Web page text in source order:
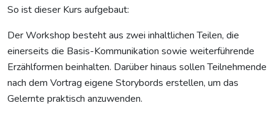
So ist dieser Kurs aufgebaut:
Der Workshop besteht aus zwei inhaltlichen Teilen, die
einerseits die Basis-Kommunikation sowie weiterführende
Erzählformen beinhalten. Darüber hinaus sollen Teilnehmende
nach dem Vortrag eigene Storybords erstellen, um das
Gelernte praktisch anzuwenden.